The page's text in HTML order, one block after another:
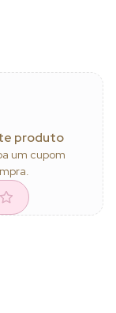
produto
um cupom